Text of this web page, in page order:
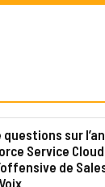
questions sur
Service
de